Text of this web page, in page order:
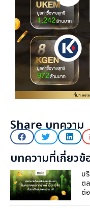
Share บทความ
บทความที่เกี่ยวข้
บ
ต
ต่